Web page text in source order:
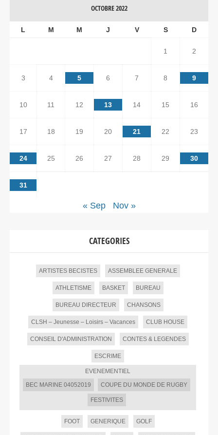
OCTOBRE 2022
L M M J V S D
1 2
3 4 5 6 7 8 9
10 11 12 13 14 15 16
17 18 19 20 21 22 23
24 25 26 27 28 29 30
31
« Sep Nov »
CATEGORIES
ARTISTES BECISTES ASSEMBLEE GENERALE
ATHLETISME BASKET BUREAU
BUREAU DIRECTEUR CHANSONS
CLSH – Jeunesse – Loisirs – Vacances CLUB HOUSE
CONSEIL D'ADMINISTRATION CONTES & LEGENDES
ESCRIME
EVENEMENTIEL
BEC MARINE 04052019
COUPE DU MONDE DE RUGBY
FESTIVITES
FOOT GENERIQUE GOLF